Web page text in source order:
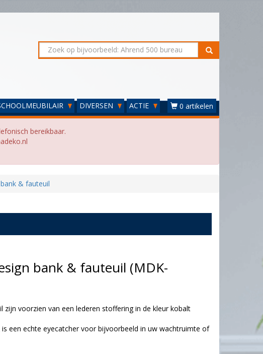
DIVERSEN ACTIE 0 artikelen
bereikbaar.
& fauteuil
bank & fauteuil (MDK-
zijn voorzien van een lederen stoffering in de kleur kobalt
een echte eyecatcher voor bijvoorbeeld in uw wachtruimte of